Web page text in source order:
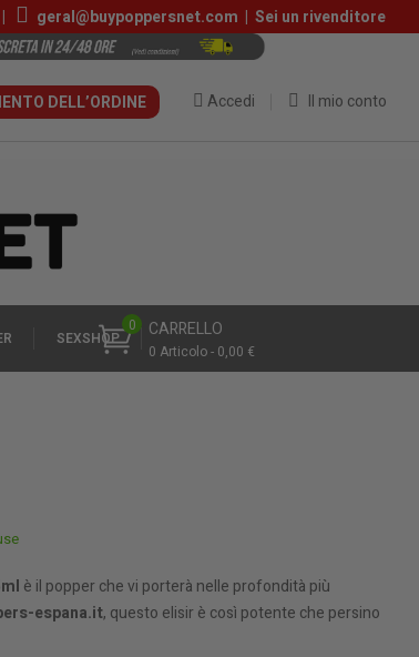
| geral@buypoppersnet.com | Sei un rivenditore
Il mio conto
Accedi
DELL’ORDINE
CARRELLO
0 Articolo - 0,00 €
0
SEXSHOP
è il popper che vi porterà nelle profondità più
espana.it, questo elisir è così potente che persino